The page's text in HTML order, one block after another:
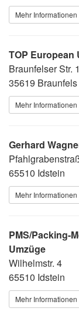
Mehr
TOP European
Braunfelser Str.
35619 Braunfels
Mehr
Gerhard
65510 Idstein
Mehr
PMS/Packing-
Umzüge
Wilhelmstr. 4
65510 Idstein
Mehr